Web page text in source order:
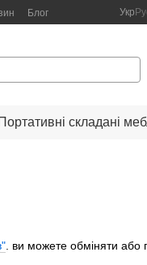
Блог Укр
Портативні складані
. ви можете обміняти або